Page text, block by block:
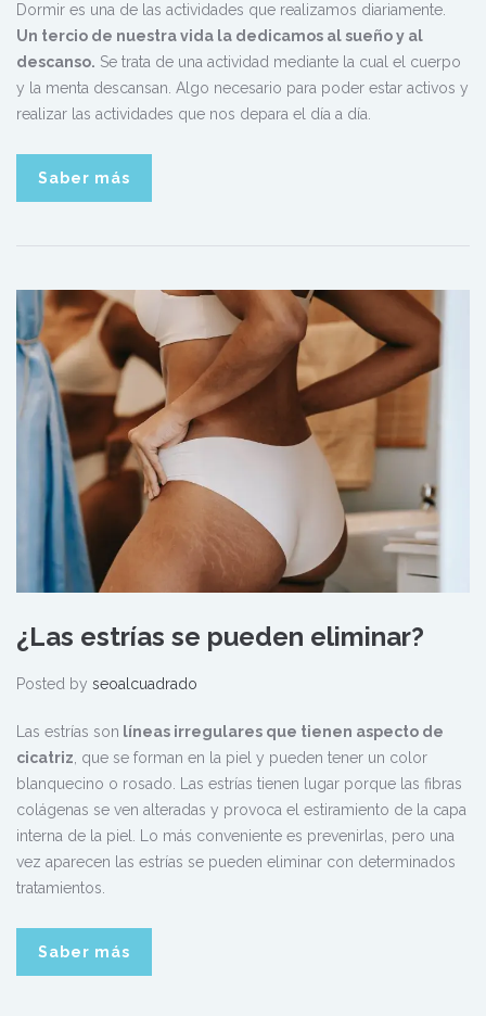
Dormir es una de las actividades que realizamos diariamente.
Un tercio de nuestra vida la dedicamos al sueño y al
descanso. Se trata de una actividad mediante la cual el cuerpo
y la menta descansan. Algo necesario para poder estar activos y
realizar las actividades que nos depara el día a día.
Saber más
¿Las estrías se pueden eliminar?
Posted by seoalcuadrado
Las estrías son líneas irregulares que tienen aspecto de
cicatriz , que se forman en la piel y pueden tener un color
blanquecino o rosado. Las estrías tienen lugar porque las fibras
colágenas se ven alteradas y provoca el estiramiento de la capa
interna de la piel. Lo más conveniente es prevenirlas, pero una
vez aparecen las estrías se pueden eliminar con determinados
tratamientos.
Saber más